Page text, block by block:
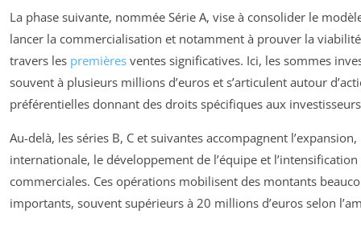
La phase suivante, nommée Série A, vise à consolider le
lancer la commercialisation et notamment à prouver la
travers les premières ventes significatives. Ici, les sommes
souvent à plusieurs millions d’euros et s’articulent autour
préférentielles donnant des droits spécifiques aux
Au-delà, les séries B, C et suivantes accompagnent
internationale, le développement de l’équipe et
commerciales. Ces opérations mobilisent des montants
importants, souvent supérieurs à 20 millions d’euros selon